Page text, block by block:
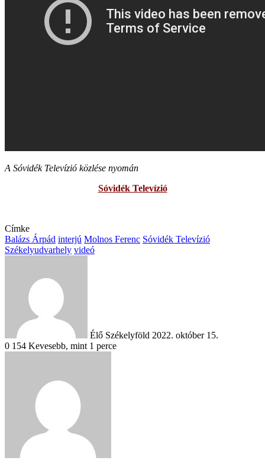
A Sóvidék Televízió közlése nyomán
Sóvidék Televízió
Címke
Balázs Árpád interjú Molnos Ferenc Sóvidék Televízió
Székelyudvarhely videó
Élő Székelyföld 2022. október 15.
0 154 Kevesebb, mint 1 perce